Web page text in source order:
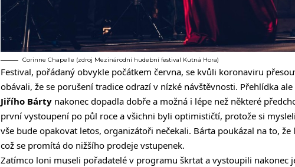
Corinne Chapelle (zdroj Mezinárodní hudební festival Kutná Hora)
Festival, pořádaný obvykle počátkem června, se kvůli koronaviru
obávali, že se porušení tradice odrazí v nízké návštěvnosti. Přehlídka
Jiřího Bárty nakonec dopadla dobře a možná i lépe než některé
první vystoupení po půl roce a všichni byli optimističtí, protože si
vše bude opakovat letos, organizátoři nečekali. Bárta poukázal na to,
což se promítá do nižšího prodeje vstupenek.
Zatímco loni museli pořadatelé v programu škrtat a vystoupili nakonec